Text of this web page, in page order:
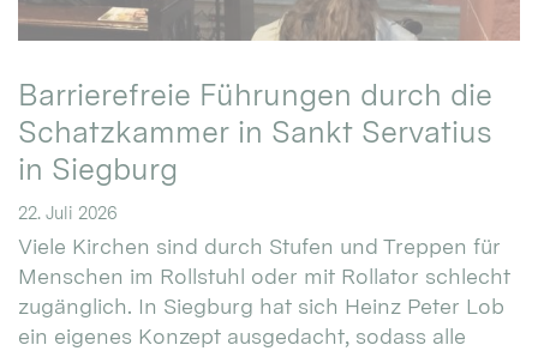
Barrierefreie Führungen durch die
Schatzkammer in Sankt Servatius
in Siegburg
22. Juli 2026
Viele Kirchen sind durch Stufen und Treppen für
Menschen im Rollstuhl oder mit Rollator schlecht
zugänglich. In Siegburg hat sich Heinz Peter Lob
ein eigenes Konzept ausgedacht, sodass alle